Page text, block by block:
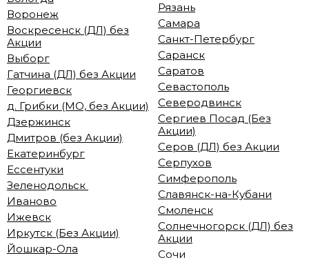
Воронеж
Воскресенск (ДЛ) без
Акции
Выборг
Гатчина (ДЛ) без Акции
Георгиевск
д. Грибки (МО, без Акции)
Дзержинск
Дмитров (без Акции)
Екатеринбург
Ессентуки
Зеленодольск
Иваново
Ижевск
Иркутск (Без Акции)
Йошкар-Ола
Рязань
Самара
Санкт-Петербург
Саранск
Саратов
Севастополь
Северодвинск
Сергиев Посад (Без
Акции)
Серов (ДЛ) без Акции
Серпухов
Симферополь
Славянск-на-Кубани
Смоленск
Солнечногорск (ДЛ) без
Акции
Сочи